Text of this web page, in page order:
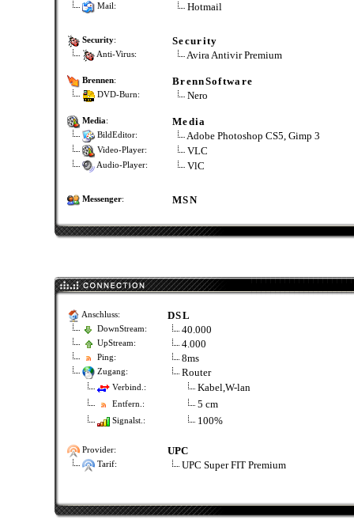
Mail: Hotmail
Security: Security
Anti-Virus: Avira Antivir Premium
Brennen: BrennSoftware
DVD-Burn: Nero
Media: Media
BildEditor: Adobe Photoshop CS5, Gimp 3
Video-Player: VLC
Audio-Player: VlC
Messenger: MSN
Anschluss: DSL
DownStream: 40.000
UpStream: 4.000
Ping: 8ms
Zugang: Router
Verbind.: Kabel,W-lan
Entfern.: 5 cm
Signalst.: 100%
Provider: UPC
Tarif: UPC Super FIT Premium